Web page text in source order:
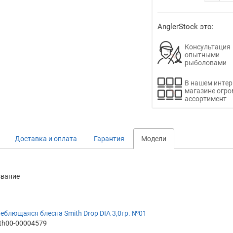
AnglerStock это:
Консультация
опытными
рыболовами
В нашем
магазине
ассортимент
Доставка и оплата Гарантия Модели
блесна Smith Drop DIA 3,0гр. №01
00004579